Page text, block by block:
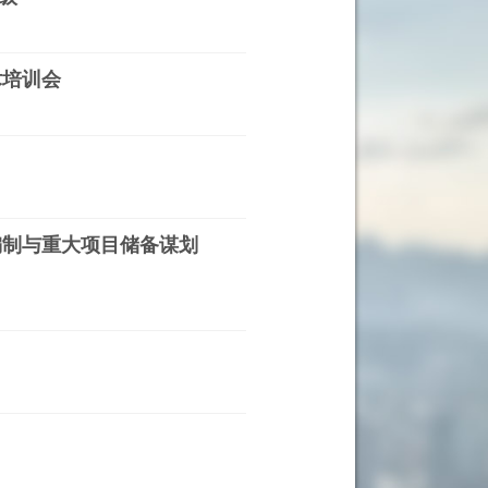
训会
与重大项目储备谋划